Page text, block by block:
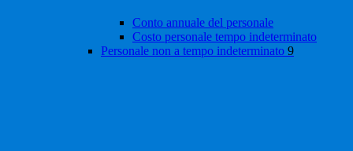
Conto annuale del personale
Costo personale tempo indeterminato
Personale non a tempo indeterminato 9